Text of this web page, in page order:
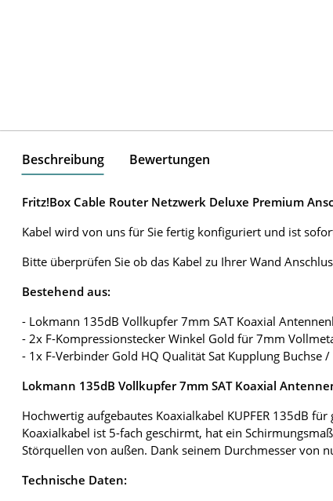
Beschreibung Bewertungen
Fritz!Box Cable Router Netzwerk Deluxe Premium
Kabel wird von uns für Sie fertig konfiguriert und ist
Bitte überprüfen Sie ob das Kabel zu Ihrer Wand
Bestehend aus:
- Lokmann 135dB Vollkupfer 7mm SAT Koaxial
- 2x F-Kompressionstecker Winkel Gold für 7mm
- 1x F-Verbinder Gold HQ Qualität Sat Kupplung Buchse /
Lokmann 135dB Vollkupfer 7mm SAT Koaxial
Hochwertig aufgebautes Koaxialkabel KUPFER 135dB
Koaxialkabel ist 5-fach geschirmt, hat ein
Störquellen von außen. Dank seinem Durchmesser von
Technische Daten: